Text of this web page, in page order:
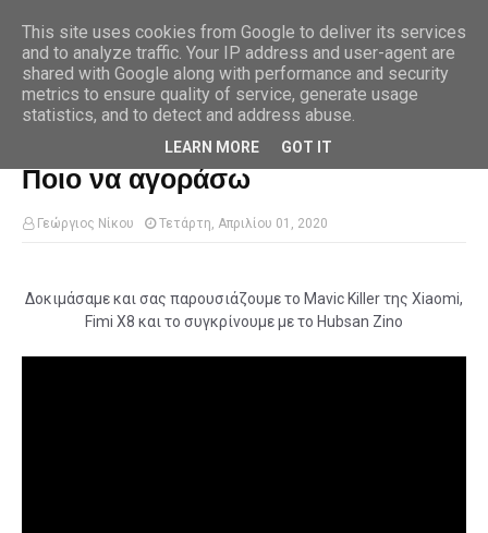
Αρχική σελίδα zino Xiaomi Fimi X8 ή Hubsan Zino ? Ποιο να αγοράσω
Xiaomi Fimi X8 ή Hubsan Zino ?
Ποιο να αγοράσω
Γεώργιος Νίκου Τετάρτη, Απριλίου 01, 2020
Δοκιμάσαμε και σας παρουσιάζουμε το Mavic Killer της Xiaomi,
Fimi X8 και το συγκρίνουμε με το Hubsan Zino
This site uses cookies from Google to deliver its services
and to analyze traffic. Your IP address and user-agent are
shared with Google along with performance and security
metrics to ensure quality of service, generate usage
statistics, and to detect and address abuse.
LEARN MORE GOT IT